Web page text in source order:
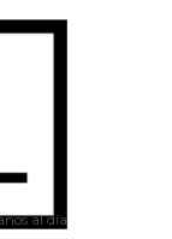
al día